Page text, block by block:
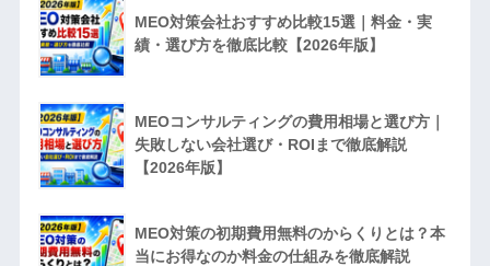
MEO対策会社おすすめ比較15選｜料金・実
績・選び方を徹底比較【2026年版】
MEOコンサルティングの費用相場と選び方｜
失敗しない会社選び・ROIまで徹底解説
【2026年版】
MEO対策の初期費用無料のからくりとは？本
当にお得なのか料金の仕組みを徹底解説